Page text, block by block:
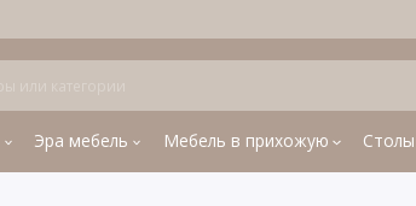
Эра мебель Мебель в прихожую Столы